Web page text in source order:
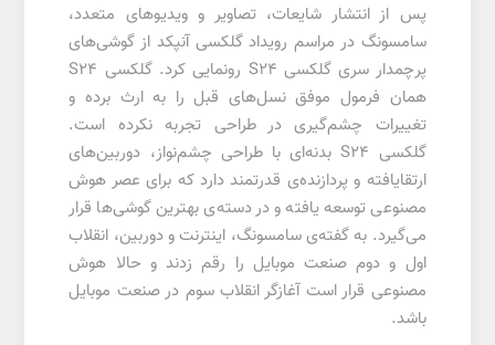
پس از انتشار شایعات، تصاویر و ویدیوهای متعدد،
سامسونگ در مراسم رویداد گلکسی آنپکد از گوشی‌های
پرچمدار سری گلکسی S24 رونمایی کرد. گلکسی S24
همان فرمول موفق نسل‌های قبل را به ارث برده و
تغییرات چشم‌گیری در طراحی تجربه نکرده است.
گلکسی S24 بدنه‌ای با طراحی چشم‌نواز، دوربین‌های
ارتقایافته و پردازنده‌ی قدرتمند دارد که برای عصر هوش
مصنوعی توسعه یافته و در دسته‌ی بهترین گوشی‌ها قرار
می‌گیرد. به گفته‌ی سامسونگ، اینترنت و دوربین، انقلاب
اول و دوم صنعت موبایل را رقم زدند و حالا هوش
مصنوعی قرار است آغازگر انقلاب سوم در صنعت موبایل
باشد.